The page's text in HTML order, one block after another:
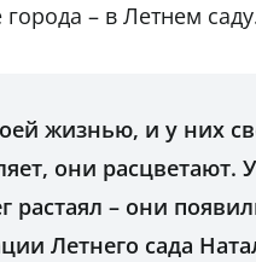
– в Летнем
жизнью, и у них
они расцветают.
растаял – они
Летнего сада